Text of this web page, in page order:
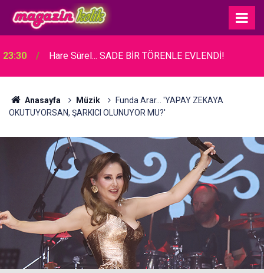
23:30 Hare Sürel... SADE BİR TÖRENLE EVLENDİ!
Anasayfa Müzik
Funda Arar... 'YAPAY ZEKAYA
OKUTUYORSAN, ŞARKICI OLUNUYOR MU?'